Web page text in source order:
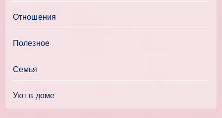
Отношения
Полезное
Семья
Уют в доме